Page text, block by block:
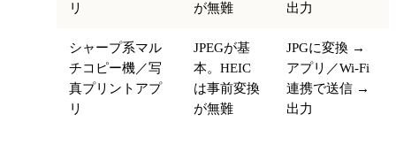
リ
が無難
出力
シャープ系マル
チコピー機／写
真プリントアプ
リ
JPEGが基
本。HEIC
は事前変換
が無難
JPGに変換 →
アプリ／Wi-Fi
連携で送信 →
出力